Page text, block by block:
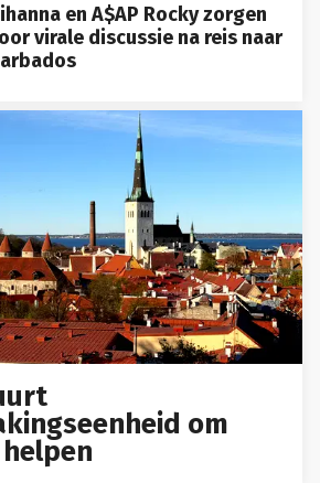
en A$AP Rocky zorgen
virale discussie na reis naar
om